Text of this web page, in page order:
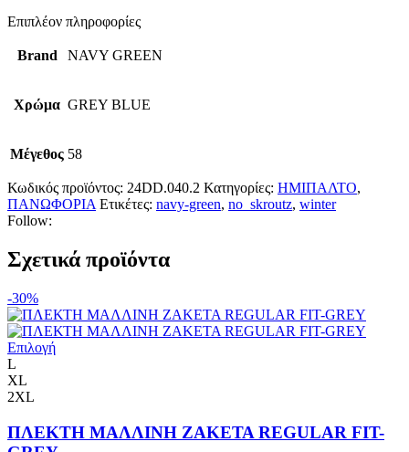
Επιπλέον πληροφορίες
Brand NAVY GREEN
Χρώμα GREY BLUE
Μέγεθος 58
Κωδικός προϊόντος: 24DD.040.2 Κατηγορίες: ΗΜΙΠΑΛΤΟ,
ΠΑΝΩΦΟΡΙΑ Ετικέτες: navy-green, no_skroutz, winter
Follow:
Σχετικά προϊόντα
-30%
ΕπιλογήΑυτό
παραλλαγές.
Οι
L
XL
2XL
ΠΛΕΚΤΗ ΜΑΛΛΙΝΗ ΖΑΚΕΤΑ REGULAR FIT-